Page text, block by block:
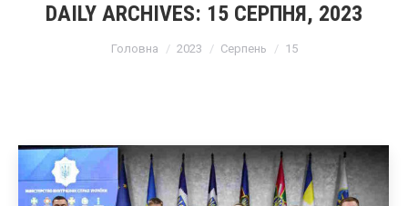
DAILY ARCHIVES: 15 СЕРПНЯ, 2023
Головна 2023 Серпень 15